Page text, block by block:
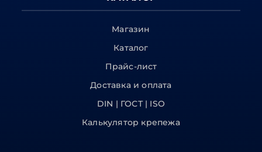
Магазин
Каталог
Прайс-лист
Доставка и оплата
DIN | ГОСТ | ISO
Калькулятор крепежа